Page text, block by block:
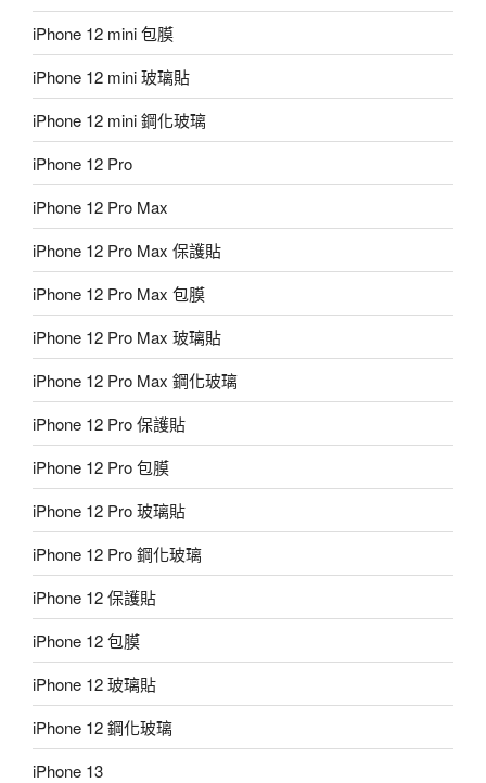
iPhone 12 mini 包膜
iPhone 12 mini 玻璃貼
iPhone 12 mini 鋼化玻璃
iPhone 12 Pro
iPhone 12 Pro Max
iPhone 12 Pro Max 保護貼
iPhone 12 Pro Max 包膜
iPhone 12 Pro Max 玻璃貼
iPhone 12 Pro Max 鋼化玻璃
iPhone 12 Pro 保護貼
iPhone 12 Pro 包膜
iPhone 12 Pro 玻璃貼
iPhone 12 Pro 鋼化玻璃
iPhone 12 保護貼
iPhone 12 包膜
iPhone 12 玻璃貼
iPhone 12 鋼化玻璃
iPhone 13